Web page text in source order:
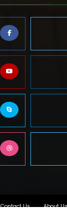
About Us
Contact Us